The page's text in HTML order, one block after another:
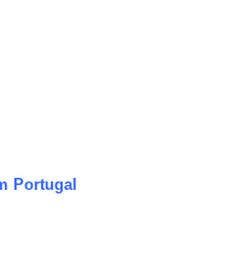
Portugal